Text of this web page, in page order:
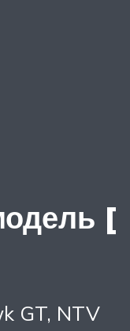
[
GT, NTV